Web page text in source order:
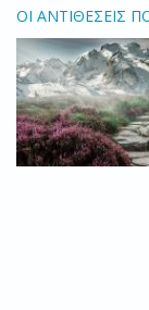
ΟΙ ΑΝΤΙΘΕΣΕΙΣ